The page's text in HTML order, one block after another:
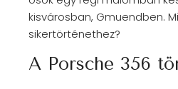
kisvárosban, Gmuendben.
sikertörténethez?
A Porsche 356